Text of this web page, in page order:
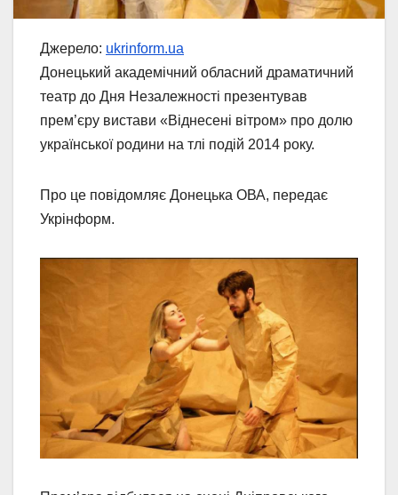
Джерело: ukrinform.ua
Донецький академічний обласний драматичний
театр до Дня Незалежності презентував
прем’єру вистави «Віднесені вітром» про долю
української родини на тлі подій 2014 року.
Про це повідомляє Донецька ОВА, передає
Укрінформ.